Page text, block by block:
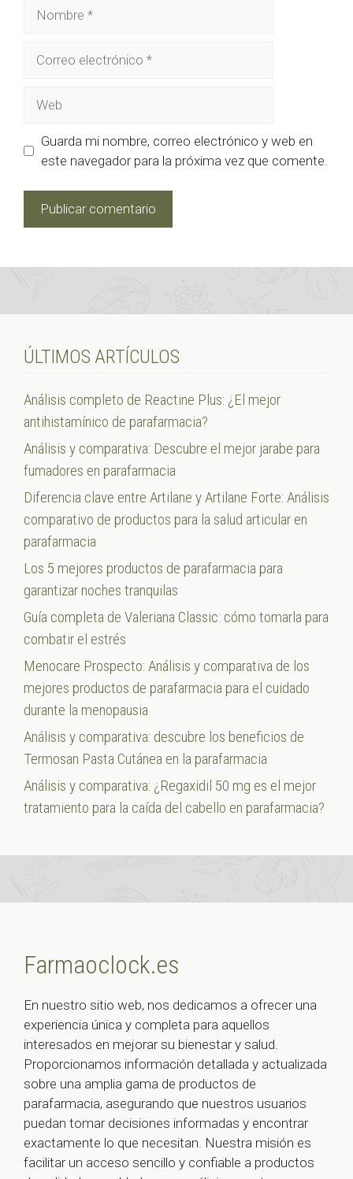
electrónico
Guarda mi nombre, correo electrónico y web en
este navegador para la próxima vez que comente.
ÚLTIMOS ARTÍCULOS
Análisis completo de Reactine Plus: ¿El mejor
antihistamínico de parafarmacia?
Análisis y comparativa: Descubre el mejor jarabe para
fumadores en parafarmacia
Diferencia clave entre Artilane y Artilane Forte: Análisis
comparativo de productos para la salud articular en
parafarmacia
Los 5 mejores productos de parafarmacia para
garantizar noches tranquilas
Guía completa de Valeriana Classic: cómo tomarla para
combatir el estrés
Menocare Prospecto: Análisis y comparativa de los
mejores productos de parafarmacia para el cuidado
durante la menopausia
Análisis y comparativa: descubre los beneficios de
Termosan Pasta Cutánea en la parafarmacia
Análisis y comparativa: ¿Regaxidil 50 mg es el mejor
tratamiento para la caída del cabello en parafarmacia?
Farmaoclock.es
En nuestro sitio web, nos dedicamos a ofrecer una
experiencia única y completa para aquellos
interesados en mejorar su bienestar y salud.
Proporcionamos información detallada y actualizada
sobre una amplia gama de productos de
parafarmacia, asegurando que nuestros usuarios
puedan tomar decisiones informadas y encontrar
exactamente lo que necesitan. Nuestra misión es
facilitar un acceso sencillo y confiable a productos